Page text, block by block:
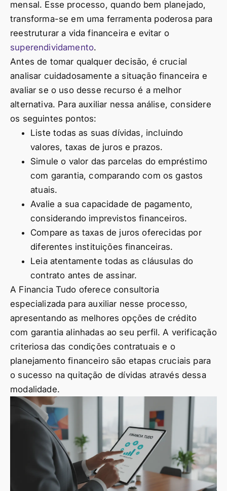
mensal. Esse processo, quando bem planejado,
transforma-se em uma ferramenta poderosa para
reestruturar a vida financeira e evitar o
superendividamento.
Antes de tomar qualquer decisão, é crucial
analisar cuidadosamente a situação financeira e
avaliar se o uso desse recurso é a melhor
alternativa. Para auxiliar nessa análise, considere
os seguintes pontos:
Liste todas as suas dívidas, incluindo
valores, taxas de juros e prazos.
Simule o valor das parcelas do empréstimo
com garantia, comparando com os gastos
atuais.
Avalie a sua capacidade de pagamento,
considerando imprevistos financeiros.
Compare as taxas de juros oferecidas por
diferentes instituições financeiras.
Leia atentamente todas as cláusulas do
contrato antes de assinar.
A Financia Tudo oferece consultoria
especializada para auxiliar nesse processo,
apresentando as melhores opções de crédito
com garantia alinhadas ao seu perfil. A verificação
criteriosa das condições contratuais e o
planejamento financeiro são etapas cruciais para
o sucesso na quitação de dívidas através dessa
modalidade.